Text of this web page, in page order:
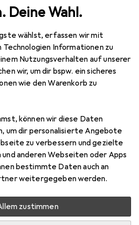
Deine Wahl.
wählst, erfassen wir mit
Technologien Informationen zu
Nutzungsverhalten auf unserer
wir, um dir bspw. ein sicheres
wie den Warenkorb zu
können wir diese Daten
um dir personalisierte Angebote
zu verbessern und gezielte
anderen Webseiten oder Apps
bestimmte Daten auch an
weitergegeben werden.
zustimmen
Bigjigs Double Engine Shed
2 Bilder
Shed
Marke
Mehr von Bigjigs
beim Lieferanten
schneller verfügbar